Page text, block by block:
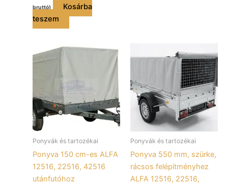
bruttó)
Kosárba
teszem
Ponyvák és tartozékai
Ponyva 150 cm-es ALFA
12516, 22516, 42516
utánfutóhoz
Ponyvák és tartozékai
Ponyva 550 mm, szürke,
rácsos felépitményhez
ALFA 12516, 22516,